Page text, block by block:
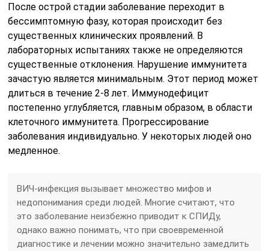
После острой стадии заболевание переходит в
бессимптомную фазу, которая происходит без
существенных клинических проявлений. В
лабораторных испытаниях также не определяются
существенные отклонения. Нарушение иммунитета
зачастую является минимальным. Этот период может
длиться в течение 2-8 лет. Иммунодефицит
постепенно углубляется, главным образом, в области
клеточного иммунитета. Прогрессирование
заболевания индивидуально. У некоторых людей оно
медленное.
ВИЧ-инфекция вызывает множество мифов и
недопонимания среди людей. Многие считают, что
это заболевание неизбежно приводит к СПИДу,
однако важно понимать, что при своевременной
диагностике и лечении можно значительно замедлить